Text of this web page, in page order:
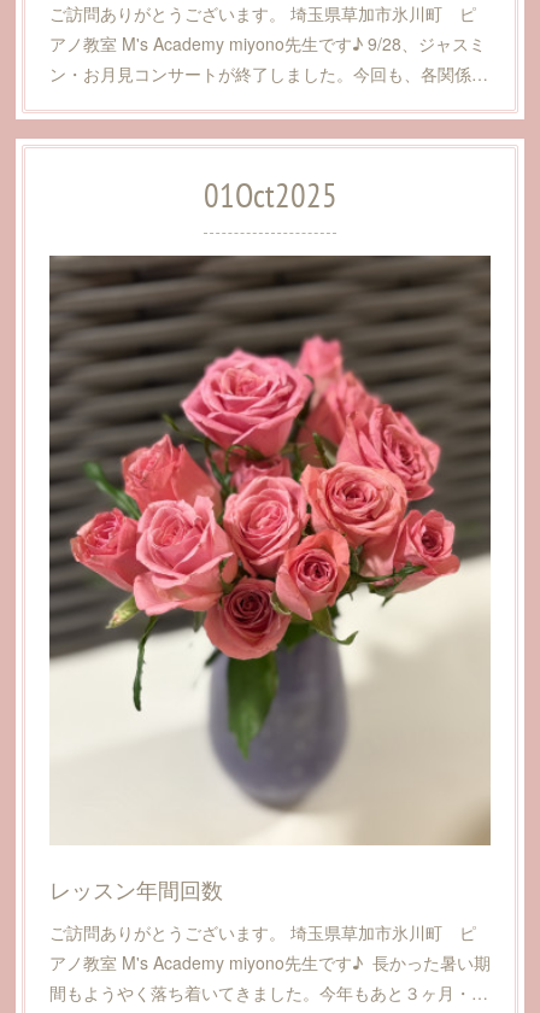
ご訪問ありがとうございます。 埼玉県草加市氷川町 ピ
アノ教室 M's Academy miyono先生です♪ 9/28、ジャスミ
ン・お月見コンサートが終了しました。今回も、各関係…
01Oct2025
レッスン年間回数
ご訪問ありがとうございます。 埼玉県草加市氷川町 ピ
アノ教室 M's Academy miyono先生です♪ 長かった暑い期
間もようやく落ち着いてきました。今年もあと３ヶ月・…